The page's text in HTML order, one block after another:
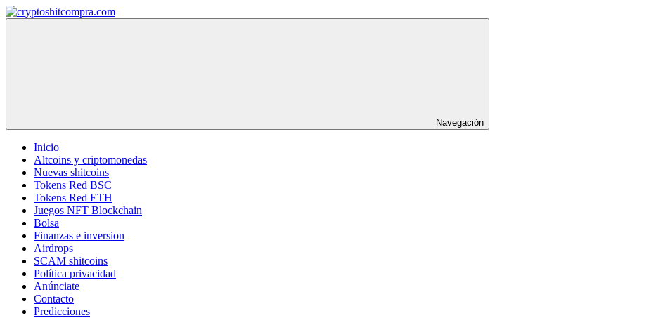
Saltar
al
Navegación
Inicio
Altcoins y criptomonedas
Nuevas shitcoins
Tokens Red BSC
Tokens Red ETH
Juegos NFT Blockchain
Bolsa
Finanzas e inversion
Airdrops
SCAM shitcoins
Política privacidad
Anúnciate
Contacto
Predicciones